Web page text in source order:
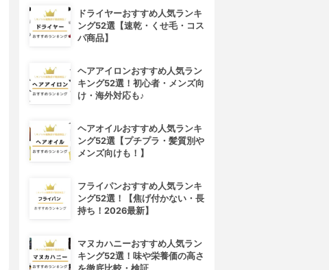
ドライヤーおすすめ人気ランキ
ング52選【速乾・くせ毛・コス
パ商品】
ヘアアイロンおすすめ人気ラン
キング52選！初心者・メンズ向
け・海外対応も♪
ヘアオイルおすすめ人気ランキ
ング52選【プチプラ・髪質別や
メンズ向けも！】
フライパンおすすめ人気ランキ
ング52選！【焦げ付かない・長
持ち！2026最新】
マヌカハニーおすすめ人気ラン
キング52選！味や栄養価の高さ